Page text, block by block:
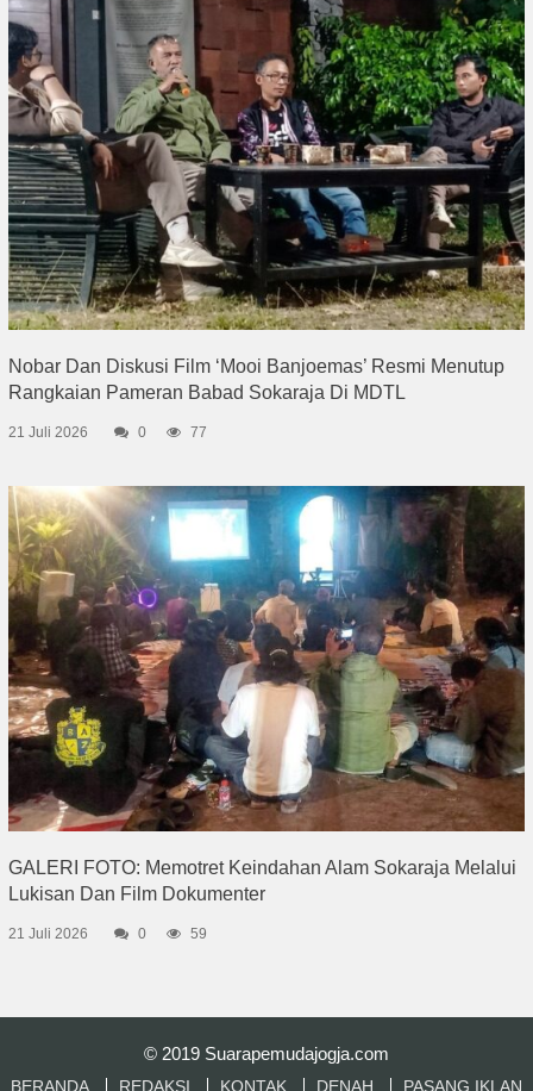
Nobar Dan Diskusi Film ‘Mooi Banjoemas’ Resmi Menutup
Rangkaian Pameran Babad Sokaraja Di MDTL
21 Juli 2026 0 77
GALERI FOTO: Memotret Keindahan Alam Sokaraja Melalui
Lukisan Dan Film Dokumenter
21 Juli 2026 0 59
© 2019 Suarapemudajogja.com
BERANDA REDAKSI KONTAK DENAH PASANG IKLAN